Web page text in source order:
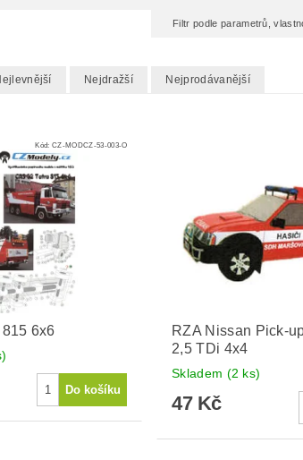
Filtr podle parametrů,
Nejdražší Nejprodávanější
Kód:CZ-MODCZ-53-003-O
6x6
RZA Nissan Pick-
2,5 TDi 4x4
Skladem (2 ks)
47 Kč